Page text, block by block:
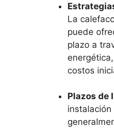
La
puede
plazo a
costos
Plazos de